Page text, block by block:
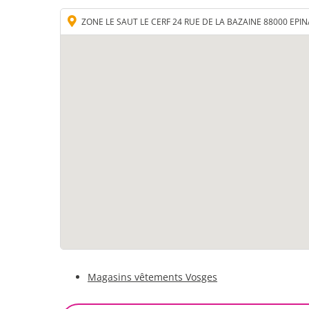
ZONE LE SAUT LE CERF 24 RUE DE LA BAZAINE 88000
Magasins vêtements Vosges